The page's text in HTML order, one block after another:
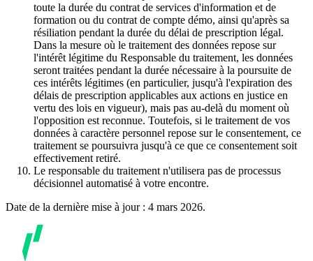
toute la durée du contrat de services d'information et de
formation ou du contrat de compte démo, ainsi qu'après sa
résiliation pendant la durée du délai de prescription légal.
Dans la mesure où le traitement des données repose sur
l'intérêt légitime du Responsable du traitement, les données
seront traitées pendant la durée nécessaire à la poursuite de
ces intérêts légitimes (en particulier, jusqu'à l'expiration des
délais de prescription applicables aux actions en justice en
vertu des lois en vigueur), mais pas au-delà du moment où
l'opposition est reconnue. Toutefois, si le traitement de vos
données à caractère personnel repose sur le consentement, ce
traitement se poursuivra jusqu'à ce que ce consentement soit
effectivement retiré.
Le responsable du traitement n'utilisera pas de processus
décisionnel automatisé à votre encontre.
Date de la dernière mise à jour : 4 mars 2026.